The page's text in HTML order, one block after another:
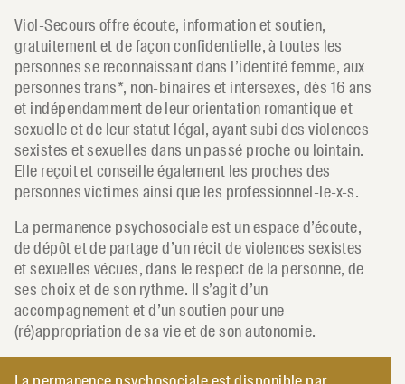
Viol-Secours offre écoute, information et soutien,
gratuitement et de façon confidentielle, à toutes les
personnes se reconnaissant dans l’identité femme, aux
personnes trans*, non-binaires et intersexes, dès 16 ans
et indépendamment de leur orientation romantique et
sexuelle et de leur statut légal, ayant subi des violences
sexistes et sexuelles dans un passé proche ou lointain.
Elle reçoit et conseille également les proches des
personnes victimes ainsi que les professionnel-le-x-s.
La permanence psychosociale est un espace d’écoute,
de dépôt et de partage d’un récit de violences sexistes
et sexuelles vécues, dans le respect de la personne, de
ses choix et de son rythme. Il s’agit d’un
accompagnement et d’un soutien pour une
(ré)appropriation de sa vie et de son autonomie.